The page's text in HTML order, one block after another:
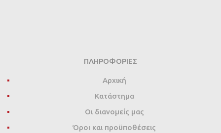
ΠΛΗΡΟΦΟΡΊΕΣ
Αρχική
Κατάστημα
Οι διανομείς μας
Όροι και προϋποθέσεις